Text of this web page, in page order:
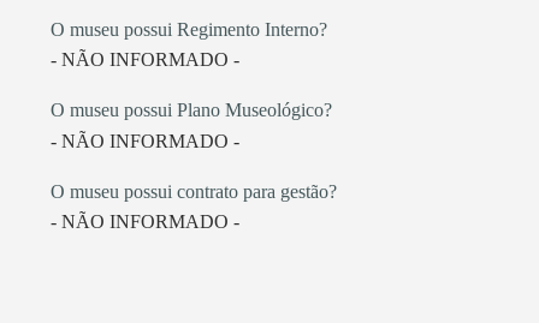
O museu possui Regimento Interno?
- NÃO INFORMADO -
O museu possui Plano Museológico?
- NÃO INFORMADO -
O museu possui contrato para gestão?
- NÃO INFORMADO -